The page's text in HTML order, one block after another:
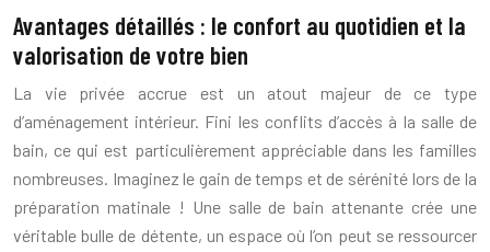
Avantages détaillés : le confort au quotidien et la
valorisation de votre bien
La vie privée accrue est un atout majeur de ce type
d’aménagement intérieur. Fini les conflits d’accès à la salle de
bain, ce qui est particulièrement appréciable dans les familles
nombreuses. Imaginez le gain de temps et de sérénité lors de la
préparation matinale ! Une salle de bain attenante crée une
véritable bulle de détente, un espace où l’on peut se ressourcer